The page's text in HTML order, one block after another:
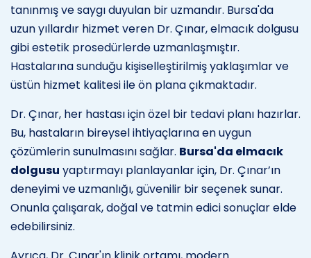
tanınmış ve saygı duyulan bir uzmandır. Bursa'da
uzun yıllardır hizmet veren Dr. Çınar, elmacık dolgusu
gibi estetik prosedürlerde uzmanlaşmıştır.
Hastalarına sunduğu kişiselleştirilmiş yaklaşımlar ve
üstün hizmet kalitesi ile ön plana çıkmaktadır.
Dr. Çınar, her hastası için özel bir tedavi planı hazırlar.
Bu, hastaların bireysel ihtiyaçlarına en uygun
çözümlerin sunulmasını sağlar. Bursa'da elmacık
dolgusu yaptırmayı planlayanlar için, Dr. Çınar’ın
deneyimi ve uzmanlığı, güvenilir bir seçenek sunar.
Onunla çalışarak, doğal ve tatmin edici sonuçlar elde
edebilirsiniz.